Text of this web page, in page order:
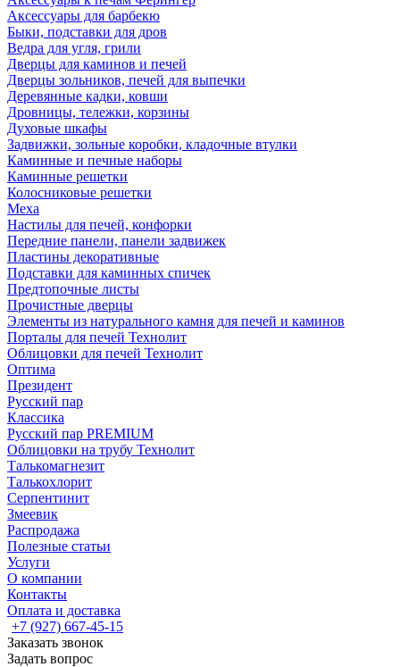
Аксессуары для барбекю
Быки, подставки для дров
Ведра для угля, грили
Дверцы для каминов и печей
Дверцы зольников, печей для выпечки
Деревянные кадки, ковши
Дровницы, тележки, корзины
Духовые шкафы
Задвижки, зольные коробки, кладочные втулки
Каминные и печные наборы
Каминные решетки
Колосниковые решетки
Меха
Настилы для печей, конфорки
Передние панели, панели задвижек
Пластины декоративные
Подставки для каминных спичек
Предтопочные листы
Прочистные дверцы
Элементы из натурального камня для печей и каминов
Порталы для печей Технолит
Облицовки для печей Технолит
Оптима
Президент
Русский пар
Классика
Русский пар PREMIUM
Облицовки на трубу Технолит
Талькомагнезит
Талькохлорит
Серпентинит
Змеевик
Распродажа
Полезные статьи
Услуги
О компании
Контакты
Оплата и доставка
+7 (927) 667-45-15
Заказать звонок
Задать вопрос